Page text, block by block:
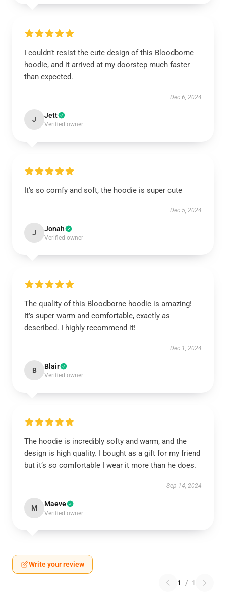
I couldn’t resist the cute design of this Bloodborne
hoodie, and it arrived at my doorstep much faster
than expected.
Dec 6, 2024
J Jett
Verified owner
It's so comfy and soft, the hoodie is super cute
Dec 5, 2024
J Jonah
Verified owner
The quality of this Bloodborne hoodie is amazing!
It’s super warm and comfortable, exactly as
described. I highly recommend it!
Dec 1, 2024
B Blair
Verified owner
The hoodie is incredibly softy and warm, and the
design is high quality. I bought as a gift for my friend
but it’s so comfortable I wear it more than he does.
Sep 14, 2024
M Maeve
Verified owner
Write your review
1 / 1